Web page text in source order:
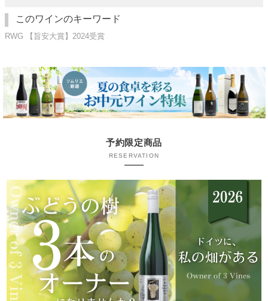
このワインのキーワード
RWG 【旨安大賞】2024受賞
予約限定商品
RESERVATION